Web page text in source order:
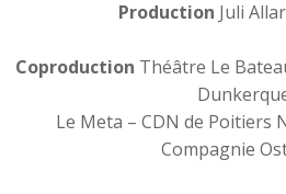
Production Juli
Coproduction Théâtre Le
Le Meta – CDN de Poitiers
Compagnie